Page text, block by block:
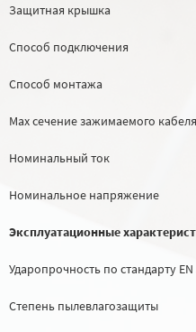
Защитная крышка
Способ подключения
Способ монтажа
Max сечение зажимаемого кабеля
Номинальный ток
Номинальное напряжение
Эксплуатационные
Ударопрочность по стандарту EN
Степень пылевлагозащиты